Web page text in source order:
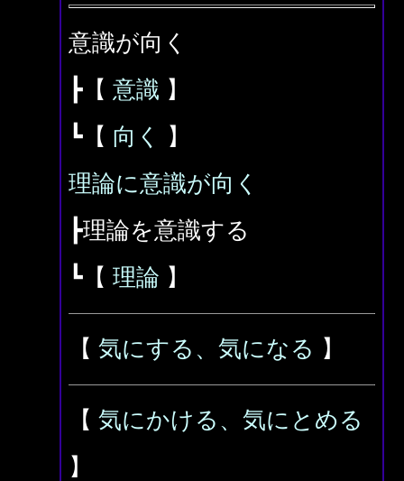
意識が向く
┣【 意識 】
┗【 向く
】
理論に意識が向く
┣理論を意識する
┗【 理論 】
【 気にする、気になる 】
【 気にかける、気にとめる
】